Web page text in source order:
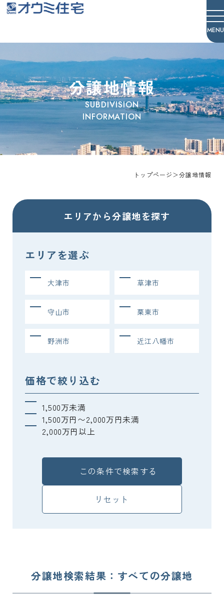
分譲地情報
トップページ＞分譲地情報
エリアから分譲地を探す
エリアを選ぶ
大津市 草津市
守山市 栗東市
野洲市 近江八幡市
価格で絞り込む
1,500万未満
1,500万円〜2,000万円未満
2,000万円以上
この条件で検索する
リセット
分譲地検索結果：すべての分譲地